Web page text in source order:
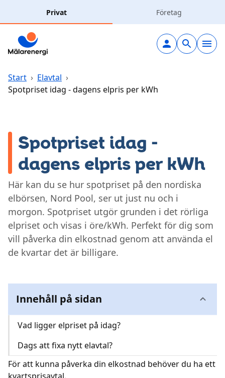
Privat Företag
Elavtal
Elnät
Fjärrvärme
Vatten & avlopp
Hållbarhet
Kundcenter
Start › Elavtal ›
Spotpriset idag - dagens elpris per kWh
Spotpriset idag -
dagens elpris per kWh
Här kan du se hur spotpriset på den nordiska
elbörsen, Nord Pool, ser ut just nu och i
morgon. Spotpriset utgör grunden i det rörliga
elpriset och visas i öre/kWh. Perfekt för dig som
vill påverka din elkostnad genom att använda el
de kvartar det är billigare.
Innehåll på sidan
Vad ligger elpriset på idag?
Dags att fixa nytt elavtal?
För att kunna påverka din elkostnad behöver du ha ett